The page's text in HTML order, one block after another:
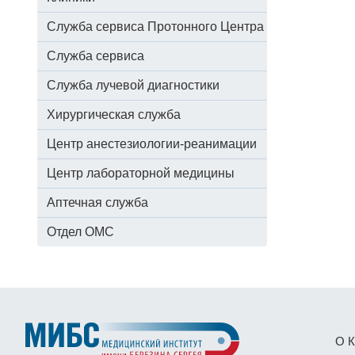
Служба сервиса Протонного Центра
Служба сервиса
Служба лучевой диагностики
Хирургическая служба
Центр анестезиологии-реанимации
Центр лабораторной медицины
Аптечная служба
Отдел ОМС
О